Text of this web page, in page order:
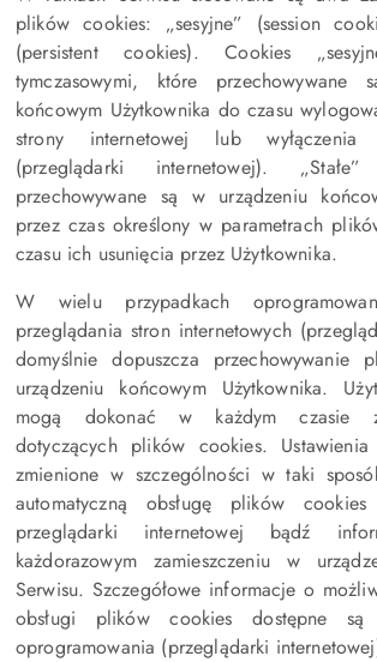
plików cookies: „sesyjne” (session
(persistent cookies). Cookies
tymczasowymi, które przechowywane
końcowym Użytkownika do czasu
strony internetowej lub wyłączenia
(przeglądarki internetowej).
przechowywane są w urządzeniu
przez czas określony w parametrach
czasu ich usunięcia przez Użytkownika.
W wielu przypadkach
przeglądania stron internetowych
domyślnie dopuszcza przechowywanie
urządzeniu końcowym Użytkownika.
mogą dokonać w każdym czasie
dotyczących plików cookies.
zmienione w szczególności w taki
automatyczną obsługę plików
przeglądarki internetowej bądź
każdorazowym zamieszczeniu w
Serwisu. Szczegółowe informacje o
obsługi plików cookies dostępne są
oprogramowania (przeglądarki